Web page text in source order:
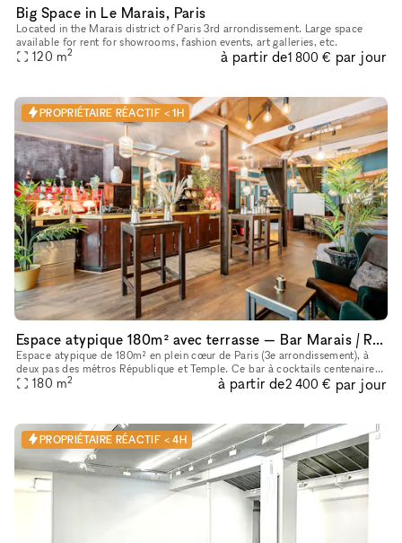
Big Space in Le Marais, Paris
Located in the Marais district of Paris 3rd arrondissement. Large space
available for rent for showrooms, fashion events, art galleries, etc.
120 m2 à partir de1 800 € par jour
PROPRIÉTAIRE RÉACTIF < 1H
Espace atypique 180m² avec terrasse — Bar Marais / République — Showroom, shooting, pop-up restaurant, défilé
Espace atypique de 180m² en plein cœur de Paris (3e arrondissement), à
deux pas des métros République et Temple. Ce bar à cocktails centenaire
fondé en 1923 offre un cadre unique et scénographiable p
180 m2 à partir de2 400 € par jour
PROPRIÉTAIRE RÉACTIF < 4H